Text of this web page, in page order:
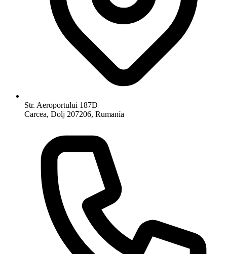
Str. Aeroportului 187D
Carcea, Dolj 207206, Rumanía